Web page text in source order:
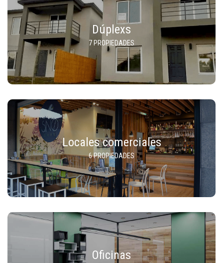
Dúplexs
7 PROPIEDADES
Locales comerciales
6 PROPIEDADES
Oficinas